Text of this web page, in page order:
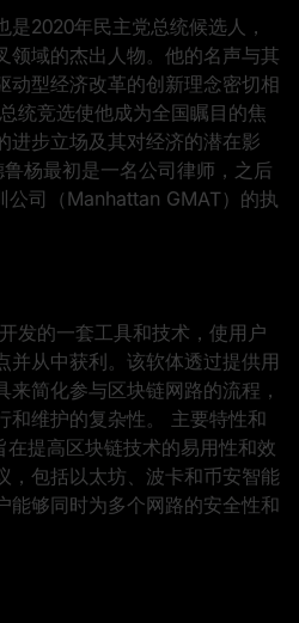
2020年民主党总统候选人，
领域的杰出人物。他的名声与其
动型经济改革的创新理念密切相
统竞选使他成为全国瞩目的焦
进步立场及其对经济的潜在影
杨最初是一名公司律师，之后
公司（Manhattan GMAT）的执
发的一套工具和技术，使用户
并从中获利。该软体透过提供用
来简化参与区块链网路的流程，
和维护的复杂性。 主要特性和
提高区块链技术的易用性和效
，包括以太坊、波卡和币安智能
能够同时为多个网路的安全性和